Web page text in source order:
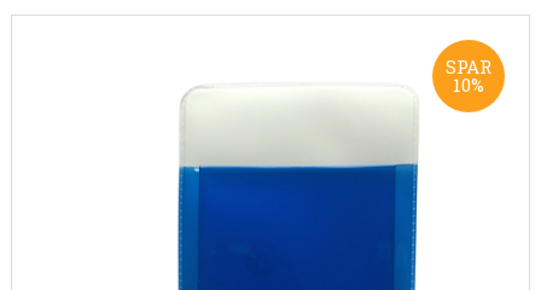
SPAR
10%
Lommebeskytter i blå
En lommebeskytter hindrer, at kuglepennen smitter af på tøjet, og holder